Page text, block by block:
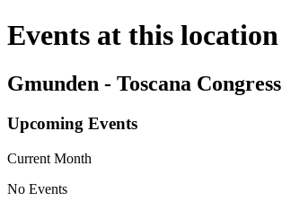
Events at this location
Gmunden - Toscana Congress
Upcoming Events
Current Month
No Events